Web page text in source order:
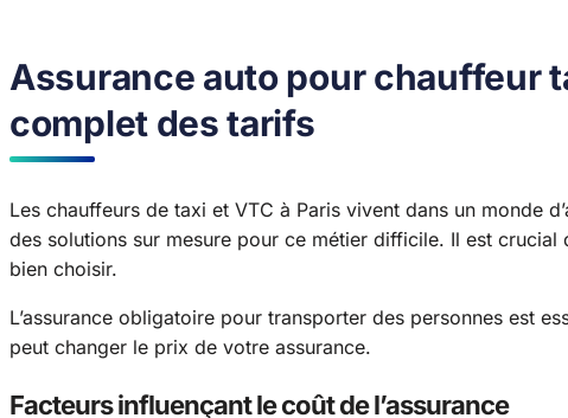
Assurance auto pour chauffeur
complet des tarifs
Les chauffeurs de taxi et VTC à Paris vivent dans un monde
des solutions sur mesure pour ce métier difficile. Il est
bien choisir.
L’assurance obligatoire pour transporter des personnes est
peut changer le prix de votre assurance.
Facteurs influençant le coût de l’assurance